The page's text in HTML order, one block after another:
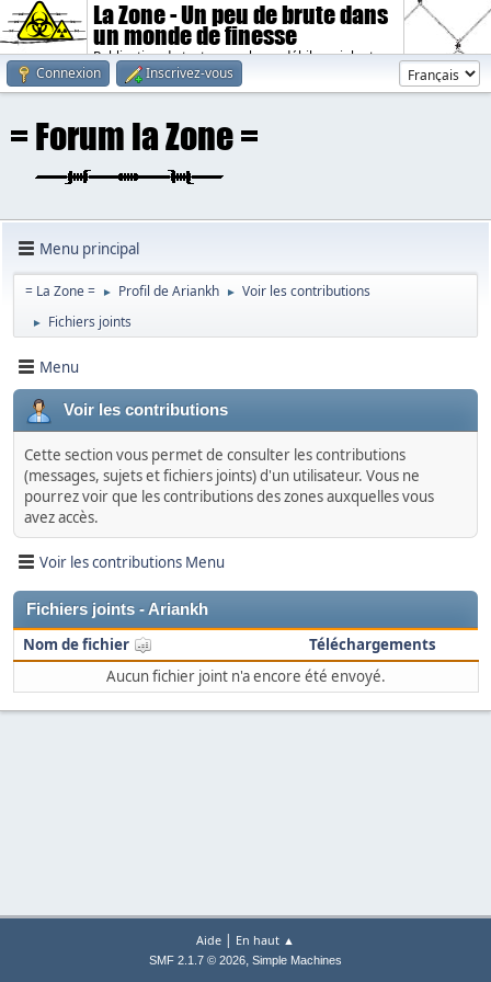
La Zone - Un peu de brute dans
un monde de finesse
Publication de textes sombres, débiles, violents.
Connexion
Inscrivez-vous
Menu principal
= La Zone = ► Profil de Ariankh ► Voir les contributions
► Fichiers joints
Menu
Voir les contributions
Cette section vous permet de consulter les contributions
(messages, sujets et fichiers joints) d'un utilisateur. Vous ne
pourrez voir que les contributions des zones auxquelles vous
avez accès.
Voir les contributions Menu
Fichiers joints - Ariankh
Nom de fichier
Téléchargements
Aucun fichier joint n'a encore été envoyé.
Aide | En haut ▲
SMF 2.1.7 © 2026, Simple Machines